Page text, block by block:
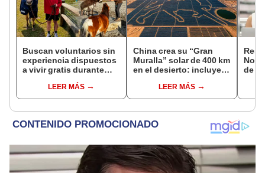
Buscan voluntarios sin
experiencia dispuestos
a vivir gratis durante
cuidar caballos, burros
y otros animales
LEER MÁS
China crea su “Gran
Muralla” solar de 400 km
en el desierto: incluye
de caballo visible desde
el espacio
LEER MÁS
de